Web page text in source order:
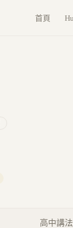
首頁
高中講法